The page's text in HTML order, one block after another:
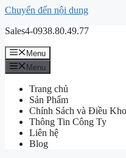
Chuyển đến nội dung
Sales4-0938.80.49.77
Menu
Menu
Trang chủ
Sản Phẩm
Chính Sách và Điều
Thông Tin Công Ty
Liên hệ
Blog